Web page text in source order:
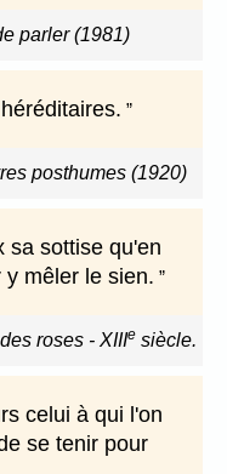
parler (1981)
posthumes (1920)
sa sottise qu'en
mêler le sien.
roses - XIIIe siècle.
celui à qui l'on
se tenir pour